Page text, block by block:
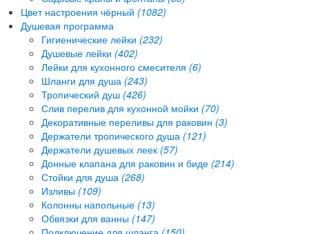
Цвет настроения чёрный (1082)
Душевая программа
Гигиенические лейки (232)
Душевые лейки (402)
Лейки для кухонного смесителя (6)
Шланги для душа (243)
Тропический душ (426)
Слив перелив для кухонной мойки (70)
Декоративные переливы для раковин (3)
Держатели тропического душа (121)
Держатели душевых леек (57)
Донные клапана для раковин и биде (214)
Стойки для душа (268)
Изливы (109)
Колонны напольные (13)
Обвязки для ванны (147)